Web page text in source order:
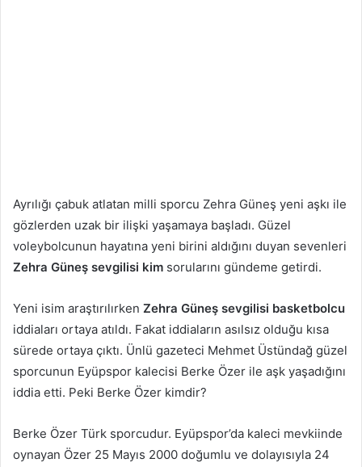
Ayrılığı çabuk atlatan milli sporcu Zehra Güneş yeni aşkı ile
gözlerden uzak bir ilişki yaşamaya başladı. Güzel
voleybolcunun hayatına yeni birini aldığını duyan sevenleri
Zehra Güneş sevgilisi kim sorularını gündeme getirdi.
Yeni isim araştırılırken Zehra Güneş sevgilisi basketbolcu
iddiaları ortaya atıldı. Fakat iddiaların asılsız olduğu kısa
sürede ortaya çıktı. Ünlü gazeteci Mehmet Üstündağ güzel
sporcunun Eyüpspor kalecisi Berke Özer ile aşk yaşadığını
iddia etti. Peki Berke Özer kimdir?
Berke Özer Türk sporcudur. Eyüpspor’da kaleci mevkiinde
oynayan Özer 25 Mayıs 2000 doğumlu ve dolayısıyla 24